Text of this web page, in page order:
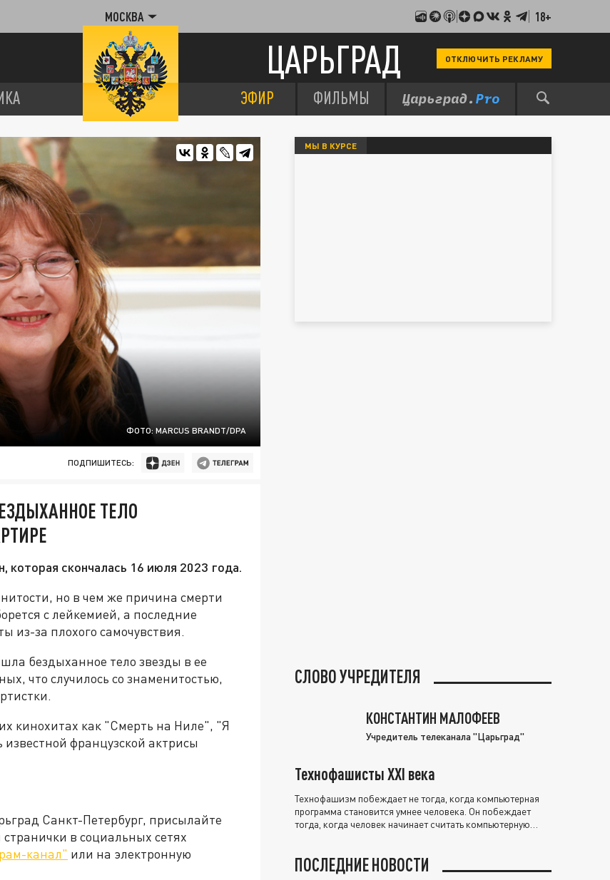
МОСКВА 18+
ЦАРЬГРАД ОТКЛЮЧИТЬ РЕКЛАМУ
ЭФИР ФИЛЬМЫ
ФОТО: MARCUS BRANDT/DPA
ПОДПИШИТЕСЬ:
ТЕЛО
скончалась 16 июля 2023 года.
но в чем же причина смерти
с лейкемией, а последние
из-за плохого самочувствия.
бездыханное тело звезды в ее
что случилось со знаменитостью,
кинохитах как "Смерть на Ниле", "Я
французской актрисы
Санкт-Петербург, присылайте
в социальных сетях
канал" или на электронную
МЫ В КУРСЕ
СЛОВО УЧРЕДИТЕЛЯ
КОНСТАНТИН МАЛОФЕЕВ
Учредитель телеканала "Царьград"
Технофашисты XXI века
Технофашизм побеждает не тогда, когда компьютерная
программа становится умнее человека. Он побеждает
тогда, когда человек начинает считать компьютерную
ПОСЛЕДНИЕ НОВОСТИ